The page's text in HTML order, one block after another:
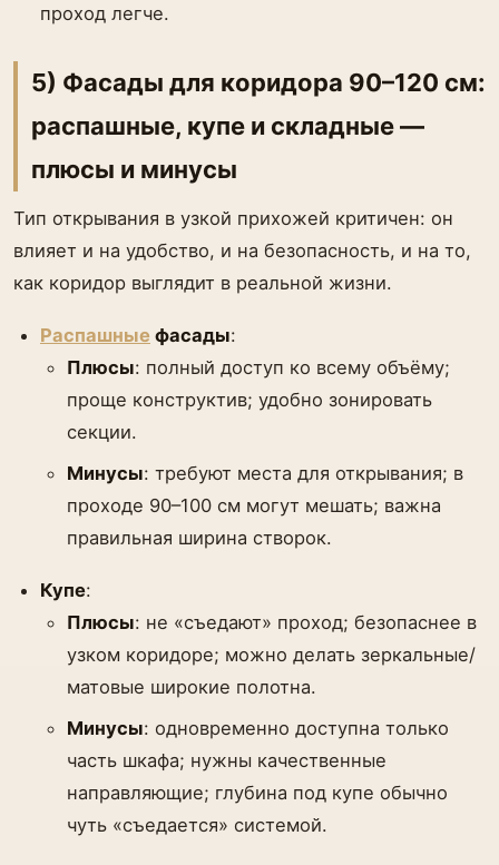
проход легче.
5) Фасады для коридора 90–120 см:
распашные, купе и складные —
плюсы и минусы
Тип открывания в узкой прихожей критичен: он
влияет и на удобство, и на безопасность, и на то,
как коридор выглядит в реальной жизни.
Распашные фасады:
Плюсы: полный доступ ко всему объёму;
проще конструктив; удобно зонировать
секции.
Минусы: требуют места для открывания; в
проходе 90–100 см могут мешать; важна
правильная ширина створок.
Купе:
Плюсы: не «съедают» проход; безопаснее в
узком коридоре; можно делать зеркальные/
матовые широкие полотна.
Минусы: одновременно доступна только
часть шкафа; нужны качественные
направляющие; глубина под купе обычно
чуть «съедается» системой.